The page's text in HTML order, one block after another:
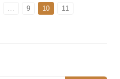
СТРАНИЦА
9 СТРАНИЦА
10 СТРАНИЦА
11